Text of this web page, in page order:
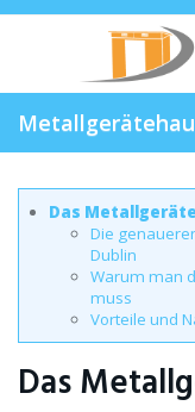
Skip
Das
Die
Dublin
Warum man
muss
Vorteile und
Das